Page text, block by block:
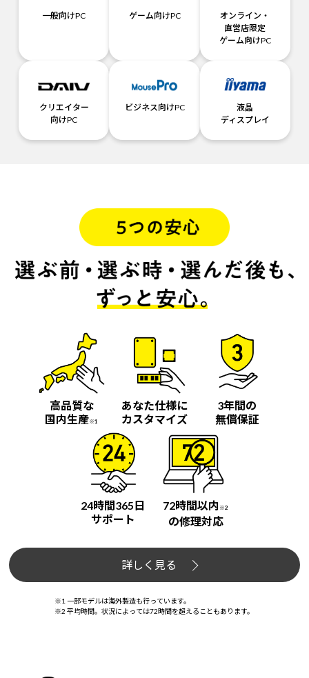
一般向けPC ゲーム向けPC
オンライン・
直営店限定
ゲーム向けPC
クリエイター
向けPC
ビジネス向けPC
液晶
ディスプレイ
高品質な
国内生産※1
あなた仕様に
カスタマイズ
3年間の
無償保証
24時間365日
サポート
72時間以内 ※2
の修理対応
詳しく見る
※1 一部モデルは海外製造も行っています。
※2 平均時間。状況によっては72時間を超えることもあります。